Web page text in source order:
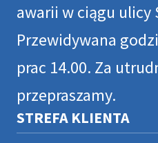
awarii w ciągu ulicy
Przewidywana
prac 14.00. Za
przepraszamy.
STREFA KLIENTA